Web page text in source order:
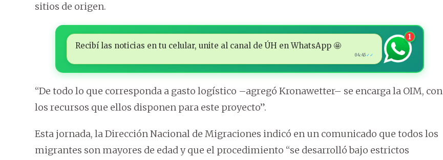
sitios de origen.
Recibí las noticias en tu celular, unite al canal de ÚH en WhatsApp 🤩
04:45 ✓✓
1
“De todo lo que corresponda a gasto logístico –agregó Kronawetter– se encarga la OIM, con
los recursos que ellos disponen para este proyecto”.
Esta jornada, la Dirección Nacional de Migraciones indicó en un comunicado que todos los
migrantes son mayores de edad y que el procedimiento “se desarrolló bajo estrictos